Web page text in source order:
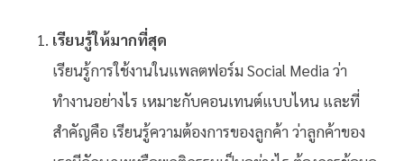
เรียนรู้ให้มากที่สุด
เรียนรู้การใช้งานในแพลตฟอร์ม Social Media ว่า
ทำงานอย่างไร เหมาะกับคอนเทนต์แบบไหน และที่
สำคัญคือ เรียนรู้ความต้องการของลูกค้า ว่าลูกค้าของ